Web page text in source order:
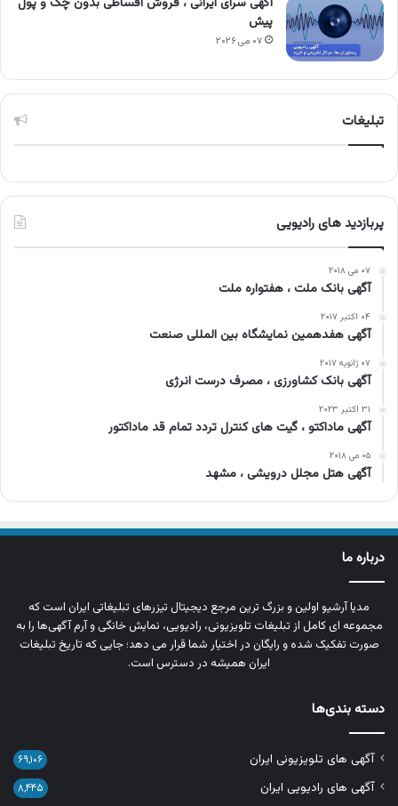
پیش
۰۷ می ۲۰۲۶
تبلیغات
پربازدید های رادیویی
۰۷ می ۲۰۱۸
آگهی بانک ملت ، هفتواره ملت
۰۴ اکتبر ۲۰۱۷
آگهی هفدهمین نمایشگاه بین المللی صنعت
۰۷ ژانویه ۲۰۱۷
آگهی بانک کشاورزی ، مصرف درست انرژی
۳۱ اکتبر ۲۰۲۳
آگهی ماداکتو ، گیت های کنترل تردد تمام قد ماداکتور
۰۵ می ۲۰۱۸
آگهی هتل مجلل درویشی ، مشهد
درباره ما
مدیا آرشیو اولین و بزرگ‌ ترین مرجع دیجیتال تیزرهای تبلیغاتی ایران است که
مجموعه‌ ای کامل از تبلیغات تلویزیونی، رادیویی، نمایش خانگی و آرم‌ آگهی‌ها را به‌
صورت تفکیک‌ شده و رایگان در اختیار شما قرار می‌ دهد؛ جایی که تاریخ تبلیغات
ایران همیشه در دسترس است.
دسته بندی‌ها
آگهی های تلویزیونی ایران ۶۹,۱۰۶
آگهی های رادیویی ایران ۸,۴۴۵